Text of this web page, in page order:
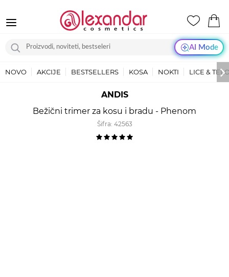
AI Mode
NOVO AKCIJE BESTSELLERS KOSA NOKTI LICE &
ANDIS
Bežični trimer za kosu i bradu - Phenom
Šifra: 42563